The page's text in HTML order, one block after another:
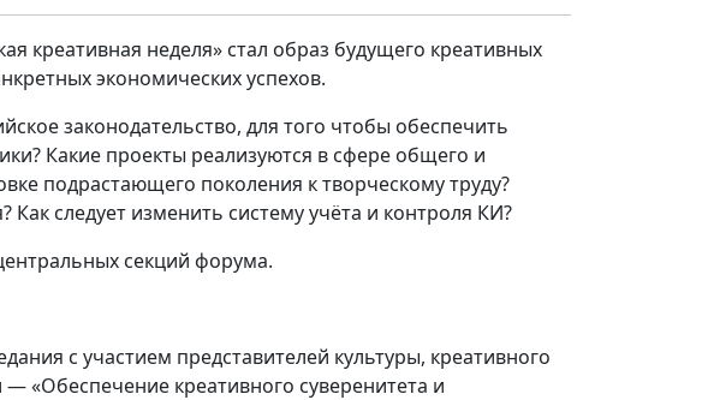
креативная неделя» стал образ будущего креативных
экономических успехов.
законодательство, для того чтобы обеспечить
Какие проекты реализуются в сфере общего и
подрастающего поколения к творческому труду?
следует изменить систему учёта и контроля КИ?
секций форума.
с участием представителей культуры, креативного
«Обеспечение креативного суверенитета и